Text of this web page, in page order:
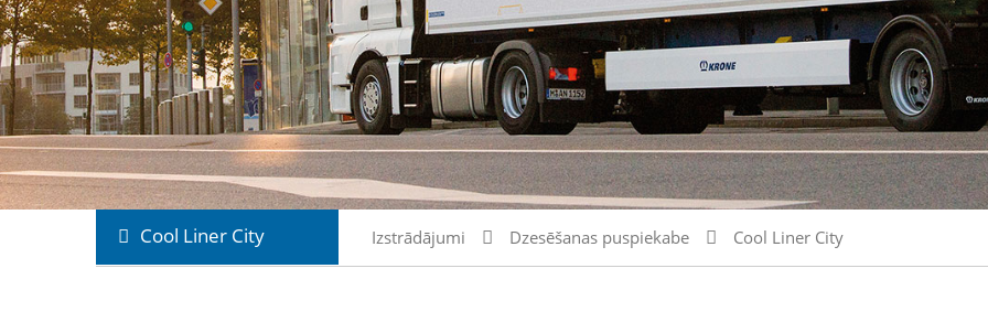
Cool Liner City Izstrādājumi Dzesēšanas puspiekabe Cool Liner City